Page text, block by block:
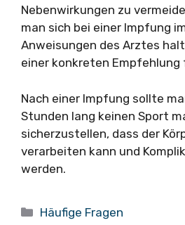
Nebenwirkungen zu
man sich bei einer Impfung
Anweisungen des Arztes
einer konkreten Empfehlung
Nach einer Impfung sollte
Stunden lang keinen Sport
sicherzustellen, dass der
verarbeiten kann und
werden.
Kategorien
Häufige Fragen